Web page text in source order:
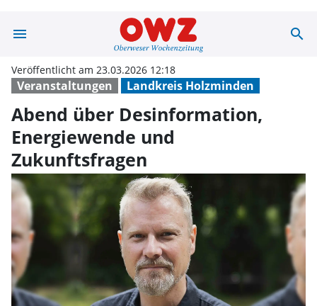
menu Abend über search
Veranstaltungen Landkreis Holzminden
Veröffentlicht am 23.03.2026 12:18
Abend über Desinformation,
Energiewende und
Zukunftsfragen